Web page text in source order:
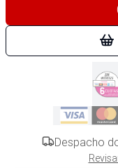
Despacho